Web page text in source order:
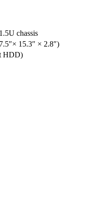
chassis
15.3″ × 2.8″)
HDD)